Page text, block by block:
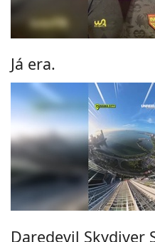
Já era.
Daredevil Skydiver